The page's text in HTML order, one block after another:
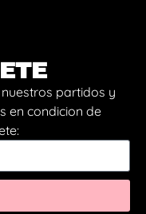
partidos y
en condicion de